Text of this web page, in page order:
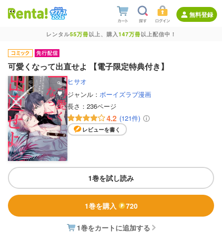
無料登録
レンタル55万冊以上、購入147万冊以上配信中！
可愛くなって出直せよ 【電子限定特典付き】
ヒサオ
ジャンル： ボーイズラブ漫画
長さ： 236ページ
4.2 (121件)
レビューを書く
1巻を試し読み
1巻を購入 720
1巻をカートに追加する